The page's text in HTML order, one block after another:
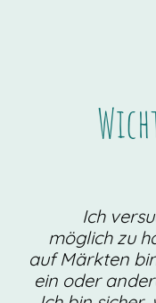
Ich
möglich zu
auf Märkten
ein oder